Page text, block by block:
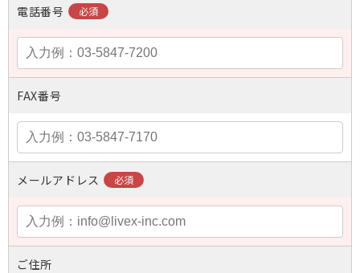
電話番号
FAX番号
メールアドレス
ご住所